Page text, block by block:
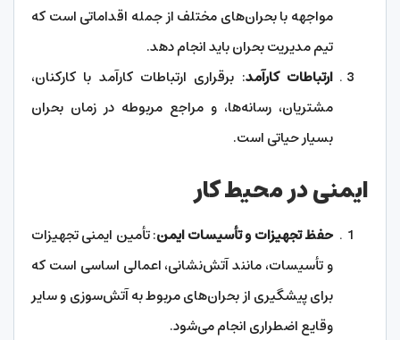
مواجهه با بحران‌های مختلف از جمله اقداماتی است که
تیم مدیریت بحران باید انجام دهد.
ارتباطات کارآمد: برقراری ارتباطات کارآمد با کارکنان،
مشتریان، رسانه‌ها، و مراجع مربوطه در زمان بحران
بسیار حیاتی است.
ایمنی در محیط کار
حفظ تجهیزات و تأسیسات ایمن: تأمین ایمنی تجهیزات
و تأسیسات، مانند آتش‌نشانی، اعمالی اساسی است که
برای پیشگیری از بحران‌های مربوط به آتش‌سوزی و سایر
وقایع اضطراری انجام می‌شود.